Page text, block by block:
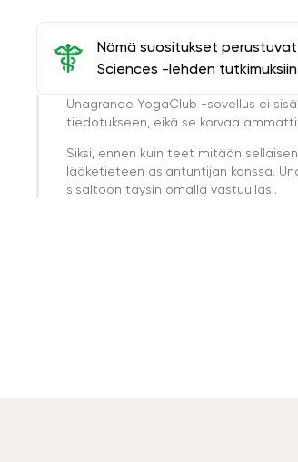
Nämä suositukset
Sciences -lehden
Unagrande YogaClub -sovellus ei
tiedotukseen, eikä se korvaa
Siksi, ennen kuin teet mitään
lääketieteen asiantuntijan kanssa.
sisältöön täysin omalla vastuullasi.